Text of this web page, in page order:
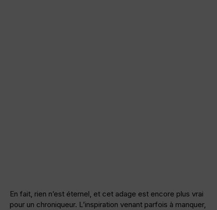
En fait, rien n’est éternel, et cet adage est encore plus vrai
pour un chroniqueur. L’inspiration venant parfois à manquer,